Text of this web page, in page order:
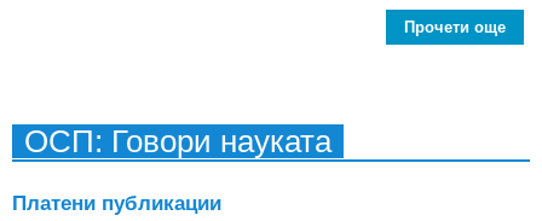
Прочети още
ОСП: Говори науката
Платени публикации